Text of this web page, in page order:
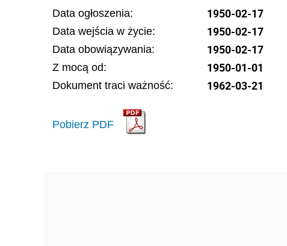
Data ogłoszenia: 1950-02-17
Data wejścia w życie: 1950-02-17
Data obowiązywania: 1950-02-17
Z mocą od: 1950-01-01
Dokument traci ważność: 1962-03-21
Pobierz PDF